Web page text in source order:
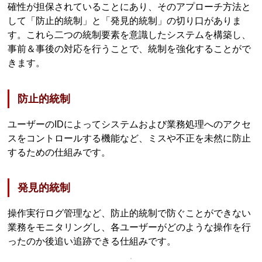
確性が担保されていることにあり、そのアプローチ方法と
して「防止的統制」と「発見的統制」の切り口がありま
す。これら二つの統制要素を意識したシステムを構築し、
事前＆事後の対応を行うことで、統制を強化することがで
きます。
防止的統制
ユーザーのIDによってシステムおよび業務処理へのアクセ
スをコントロールする機能など、ミスや不正を未然に防止
するための仕組みです。
発見的統制
操作実行ログ管理など、防止的統制で防ぐことができない
業務をモニタリングし、各ユーザーがどのような操作を行
ったのか後追い追跡できる仕組みです。